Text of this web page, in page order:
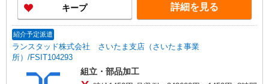
キープ 詳細を見る
紹介予定派遣
ランスタッド株式会社 さいたま支店（さいたま事業
所）/FSIT104293
組立・部品加工